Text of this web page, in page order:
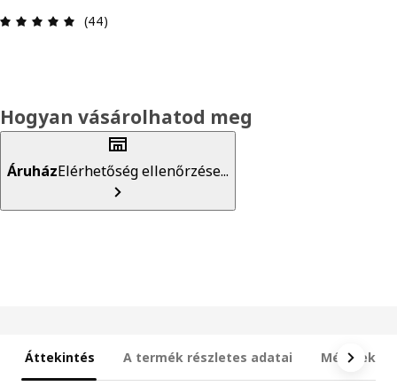
Értékelés: 4.9 / 5 csillagok. Összes vélemény: 44
(44)
Hogyan vásárolhatod meg
ÁruházElérhetőség ellenőrzése...
Áttekintés A termék részletes adatai Méretek